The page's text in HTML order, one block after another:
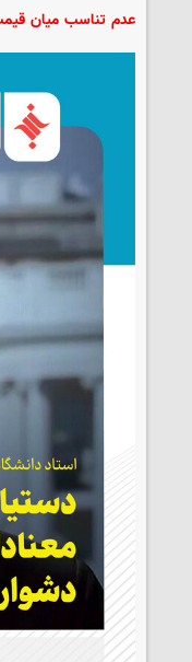
عدم تناسب میان